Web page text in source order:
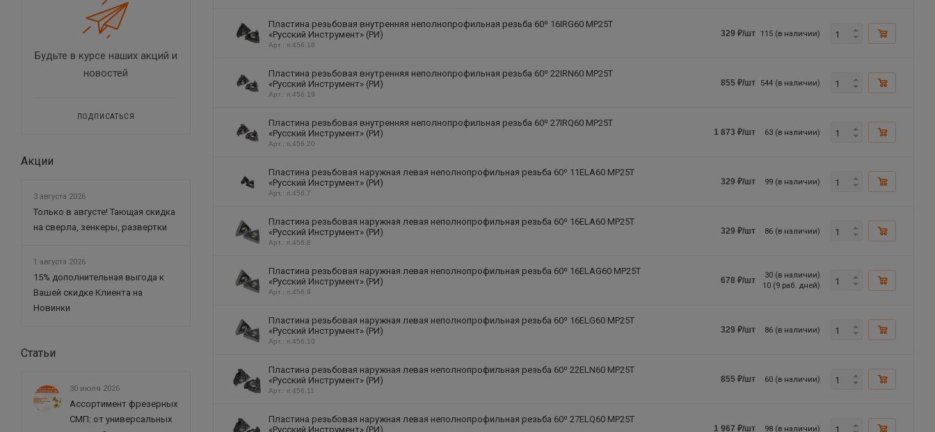
Пластина резьбовая внутренняя неполнопрофильная резьба 60⁰ 16IRG60 MP25T
«Русский Инструмент» (РИ)
Арт.: ri.456.18
329 ₽/шт 115 (в наличии)
Пластина резьбовая внутренняя неполнопрофильная резьба 60⁰ 22IRN60 MP25T
«Русский Инструмент» (РИ)
Арт.: ri.456.19
855 ₽/шт 544 (в наличии)
Пластина резьбовая внутренняя неполнопрофильная резьба 60⁰ 27IRQ60 MP25T
«Русский Инструмент» (РИ)
Арт.: ri.456.20
1 873 ₽/шт 63 (в наличии)
Пластина резьбовая наружная левая неполнопрофильная резьба 60⁰ 11ELA60 MP25T
«Русский Инструмент» (РИ)
Арт.: ri.456.7
329 ₽/шт 99 (в наличии)
Пластина резьбовая наружная левая неполнопрофильная резьба 60⁰ 16ELA60 MP25T
«Русский Инструмент» (РИ)
Арт.: ri.456.8
329 ₽/шт 86 (в наличии)
Пластина резьбовая наружная левая неполнопрофильная резьба 60⁰ 16ELAG60 MP25T
«Русский Инструмент» (РИ)
Арт.: ri.456.9
678 ₽/шт
30 (в наличии)
10 (9 раб. дней)
Пластина резьбовая наружная левая неполнопрофильная резьба 60⁰ 16ELG60 MP25T
«Русский Инструмент» (РИ)
Арт.: ri.456.10
329 ₽/шт 86 (в наличии)
Пластина резьбовая наружная левая неполнопрофильная резьба 60⁰ 22ELN60 MP25T
«Русский Инструмент» (РИ)
Арт.: ri.456.11
855 ₽/шт 60 (в наличии)
Пластина резьбовая наружная левая неполнопрофильная резьба 60⁰ 27ELQ60 MP25T
«Русский Инструмент» (РИ)
1 967 ₽/шт 98 (в наличии)
Будьте в курсе наших акций и
новостей
ПОДПИСАТЬСЯ
Акции
3 августа 2026
Только в августе! Тающая скидка
на сверла, зенкеры, развертки
1 августа 2026
15% дополнительная выгода к
Вашей скидке Клиента на
Новинки
Статьи
30 июля 2026
Ассортимент фрезерных
СМП: от универсальных